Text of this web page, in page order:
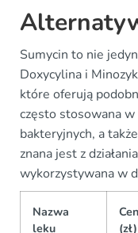
Sumycin to nie
Doxycylina i
które oferują
często stosowana
bakteryjnych, a
znana jest z
wykorzystywana w
Nazwa
leku
(zł)